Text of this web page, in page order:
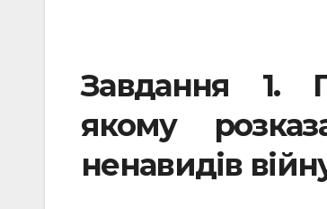
Завдання 1.
якому
ненавидів